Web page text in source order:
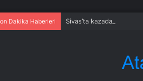
Dakika Haberleri Sivas’ta kazada ölen